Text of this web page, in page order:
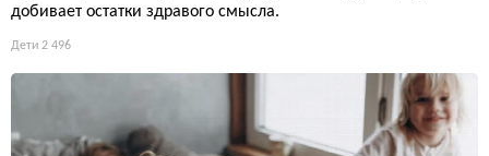
добивает остатки здравого смысла.
Дети 2 496